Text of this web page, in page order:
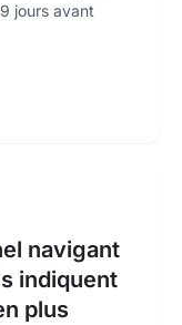
jours avant
navigant
indiquent
plus